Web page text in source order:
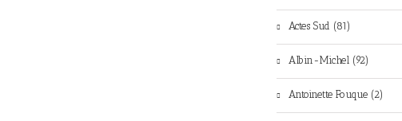
Actes Sud (81)
Albin-Michel (92)
Antoinette Fouque (2)